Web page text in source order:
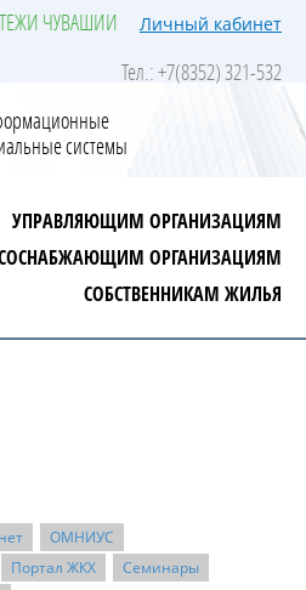
ЧУВАШИИ Личный кабинет
Тел.: +7(8352) 321-532
системы
УПРАВЛЯЮЩИМ ОРГАНИЗАЦИЯМ
ОРГАНИЗАЦИЯМ
СОБСТВЕННИКАМ ЖИЛЬЯ
ОМНИУС
Портал ЖКХ
Семинары